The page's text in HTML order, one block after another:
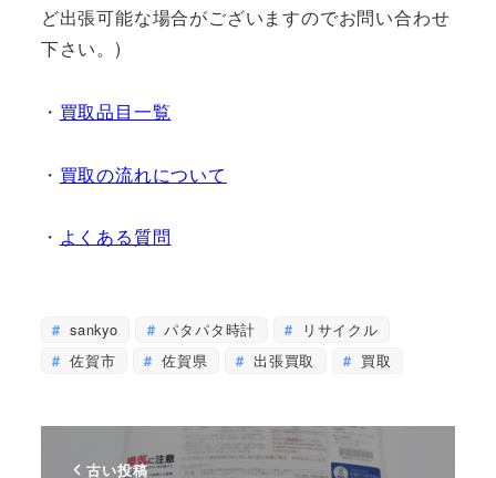
ど出張可能な場合がございますのでお問い合わせ
下さい。)
・ 買取品目一覧
・ 買取の流れについて
・ よくある質問
sankyo パタパタ時計
リサイクル
佐賀市
佐賀県 出張買取 買取
古い投稿